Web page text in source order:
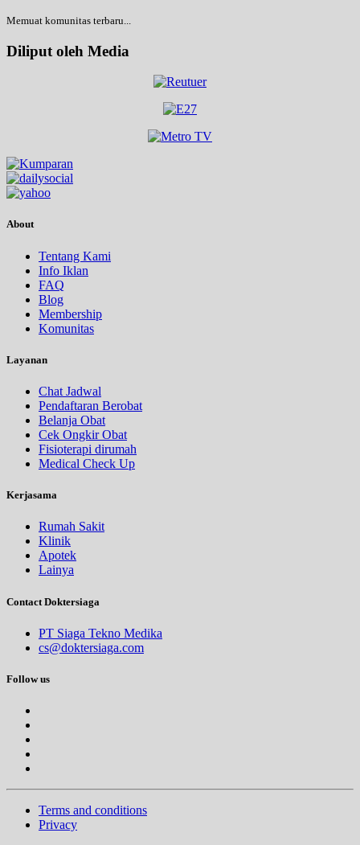
Memuat komunitas terbaru...
Diliput oleh Media
About
Tentang Kami
Info Iklan
FAQ
Blog
Membership
Komunitas
Layanan
Chat Jadwal
Pendaftaran Berobat
Belanja Obat
Cek Ongkir Obat
Fisioterapi dirumah
Medical Check Up
Kerjasama
Rumah Sakit
Klinik
Apotek
Lainya
Contact Doktersiaga
PT Siaga Tekno Medika
cs@doktersiaga.com
Follow us
Terms and conditions
Privacy